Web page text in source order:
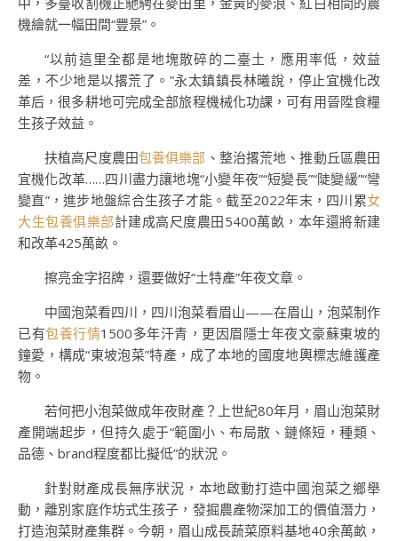
機繪就一幅田間“豐景”。
“以前這里全都是地塊散碎的二臺土，應用率低，效益
差，不少地是以撂荒了。”永太鎮鎮長林曦說，停止宜機化改
革后，很多耕地可完成全部旅程機械化功課，可有用晉陞食糧
生孩子效益。
扶植高尺度農田包養俱樂部 、整治撂荒地、推動丘區農田
宜機化改革……四川盡力讓地塊“小變年夜”“短變長”“陡變緩”“彎
變直”，進步地盤綜合生孩子才能。截至2022年末，四川累女
大生包養俱樂部計建成高尺度農田5400萬畝，本年還將新建
和改革425萬畝。
擦亮金字招牌，還要做好“土特產”年夜文章。
中國泡菜看四川，四川泡菜看眉山——在眉山，泡菜制作
已有包養行情1500多年汗青，更因眉隱士年夜文豪蘇東坡的
鐘愛，構成“東坡泡菜”特產，成了本地的國度地輿標志維護產
物。
若何把小泡菜做成年夜財產？上世紀80年月，眉山泡菜財
產開端起步，但持久處于“範圍小、布局散、鏈條短，種類、
品德、brand程度都比擬低”的狀況。
針對財產成長無序狀況，本地啟動打造中國泡菜之鄉舉
動，離別家庭作坊式生孩子，發掘農產物深加工的價值潛力，
打造泡菜財產集群。今朝，眉山成長蔬菜原料基地40余萬畝，